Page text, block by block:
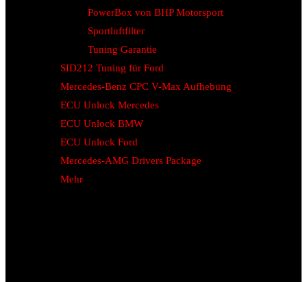
PowerBox von BHP Motorsport
Sportluftfilter
Tuning Garantie
SID212 Tuning für Ford
Mercedes-Benz CPC V-Max Aufhebung
ECU Unlock Mercedes
ECU Unlock BMW
ECU Unlock Ford
Mercedes-AMG Drivers Package
Mehr